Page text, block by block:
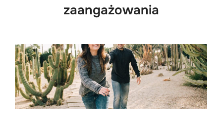
zaangażowania